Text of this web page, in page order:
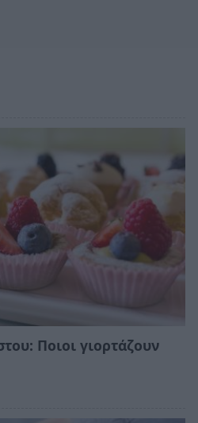
Ποιοι γιορτάζουν